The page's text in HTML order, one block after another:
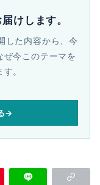
けします。
した内容から、今
今このテーマを
。
→